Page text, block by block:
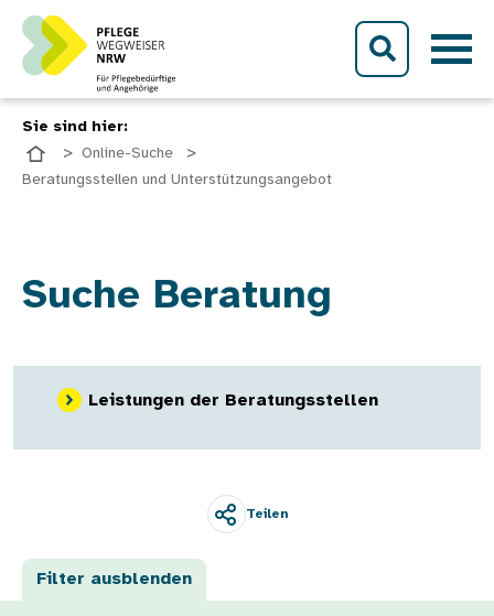
Direkt zum Inhalt
Sie sind hier:
Online-Suche
Beratungsstellen und Unterstützungsangebot
Suche Beratung
Leistungen der Beratungsstellen
Teilen
Filter ausblenden